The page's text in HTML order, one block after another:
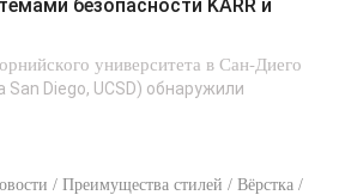
университета в Сан-Диего
Diego, UCSD) обнаружили
/ Преимущества стилей / Вёрстка /